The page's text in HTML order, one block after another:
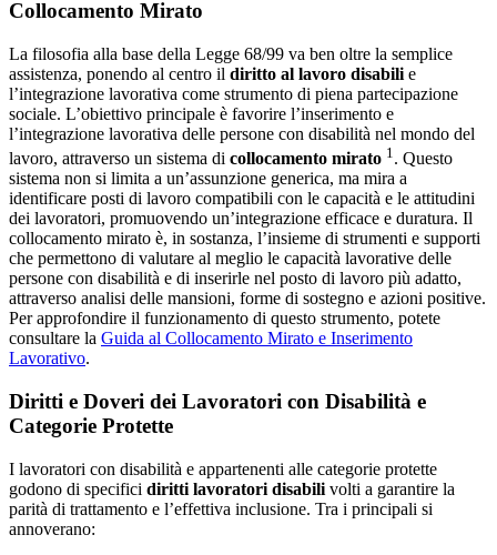
Collocamento Mirato
La filosofia alla base della Legge 68/99 va ben oltre la semplice
assistenza, ponendo al centro il diritto al lavoro disabili e
l’integrazione lavorativa come strumento di piena partecipazione
sociale. L’obiettivo principale è favorire l’inserimento e
l’integrazione lavorativa delle persone con disabilità nel mondo del
lavoro, attraverso un sistema di collocamento mirato 1. Questo
sistema non si limita a un’assunzione generica, ma mira a
identificare posti di lavoro compatibili con le capacità e le attitudini
dei lavoratori, promuovendo un’integrazione efficace e duratura. Il
collocamento mirato è, in sostanza, l’insieme di strumenti e supporti
che permettono di valutare al meglio le capacità lavorative delle
persone con disabilità e di inserirle nel posto di lavoro più adatto,
attraverso analisi delle mansioni, forme di sostegno e azioni positive.
Per approfondire il funzionamento di questo strumento, potete
consultare la Guida al Collocamento Mirato e Inserimento
Lavorativo.
Diritti e Doveri dei Lavoratori con Disabilità e
Categorie Protette
I lavoratori con disabilità e appartenenti alle categorie protette
godono di specifici diritti lavoratori disabili volti a garantire la
parità di trattamento e l’effettiva inclusione. Tra i principali si
annoverano: